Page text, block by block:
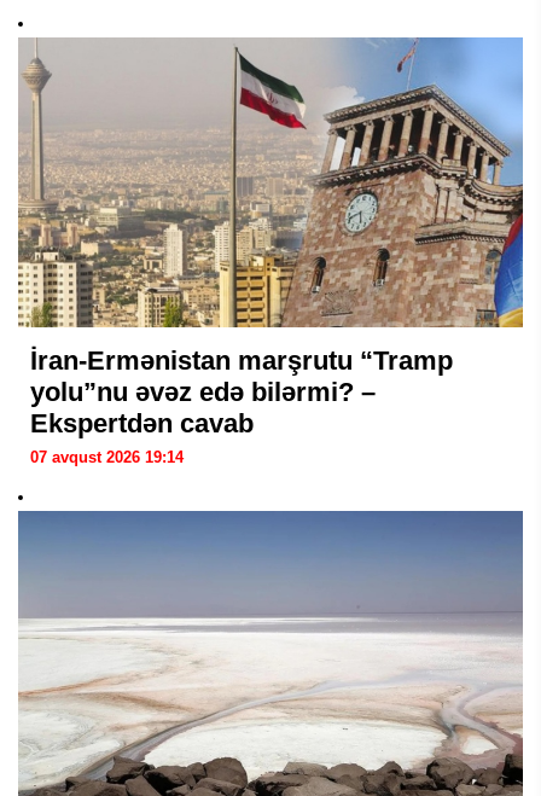
İran-Ermənistan marşrutu “Tramp
yolu”nu əvəz edə bilərmi? –
Ekspertdən cavab
07 avqust 2026 19:14